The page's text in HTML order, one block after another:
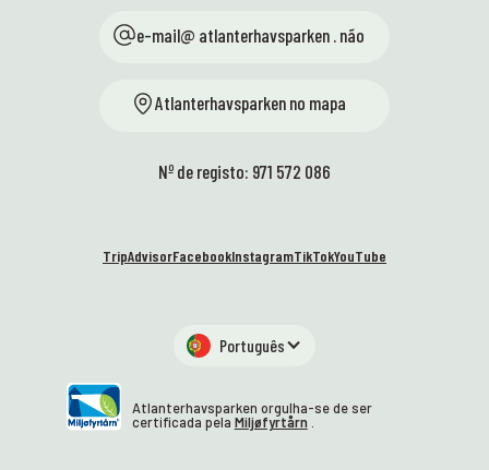
e-mail@ atlanterhavsparken . não
Atlanterhavsparken no mapa
Nº de registo: 971 572 086
TripAdvisorFacebookInstagramTikTokYouTube
Português
Atlanterhavsparken orgulha-se de ser
certificada pela Miljøfyrtårn.